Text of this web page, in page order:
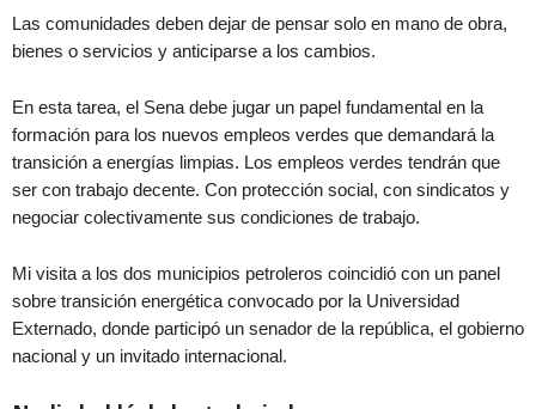
Las comunidades deben dejar de pensar solo en mano de obra,
bienes o servicios y anticiparse a los cambios.
En esta tarea, el Sena debe jugar un papel fundamental en la
formación para los nuevos empleos verdes que demandará la
transición a energías limpias. Los empleos verdes tendrán que
ser con trabajo decente. Con protección social, con sindicatos y
negociar colectivamente sus condiciones de trabajo.
Mi visita a los dos municipios petroleros coincidió con un panel
sobre transición energética convocado por la Universidad
Externado, donde participó un senador de la república, el gobierno
nacional y un invitado internacional.